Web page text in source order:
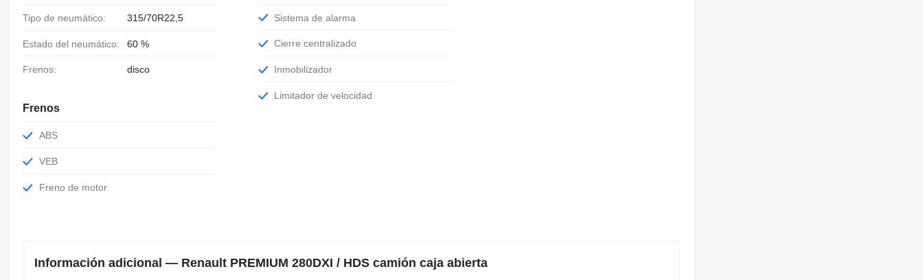
Tipo de neumático: 315/70R22,5
Estado del neumático: 60 %
Frenos: disco
Frenos
ABS
VEB
Freno de motor
Sistema de alarma
Cierre centralizado
Inmobilizador
Limitador de velocidad
Información adicional — Renault PREMIUM 280DXI / HDS camión caja abierta